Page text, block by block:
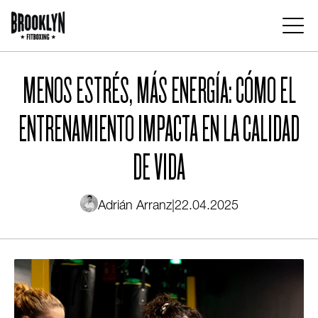
Pasar
al
Main
navigation
MENOS ESTRÉS, MÁS ENERGÍA: CÓMO EL
ENTRENAMIENTO IMPACTA EN LA CALIDAD
DE VIDA
Adrián Arranz| 22.04.2025